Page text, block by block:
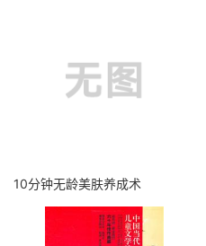
10分钟无龄美肤养成术